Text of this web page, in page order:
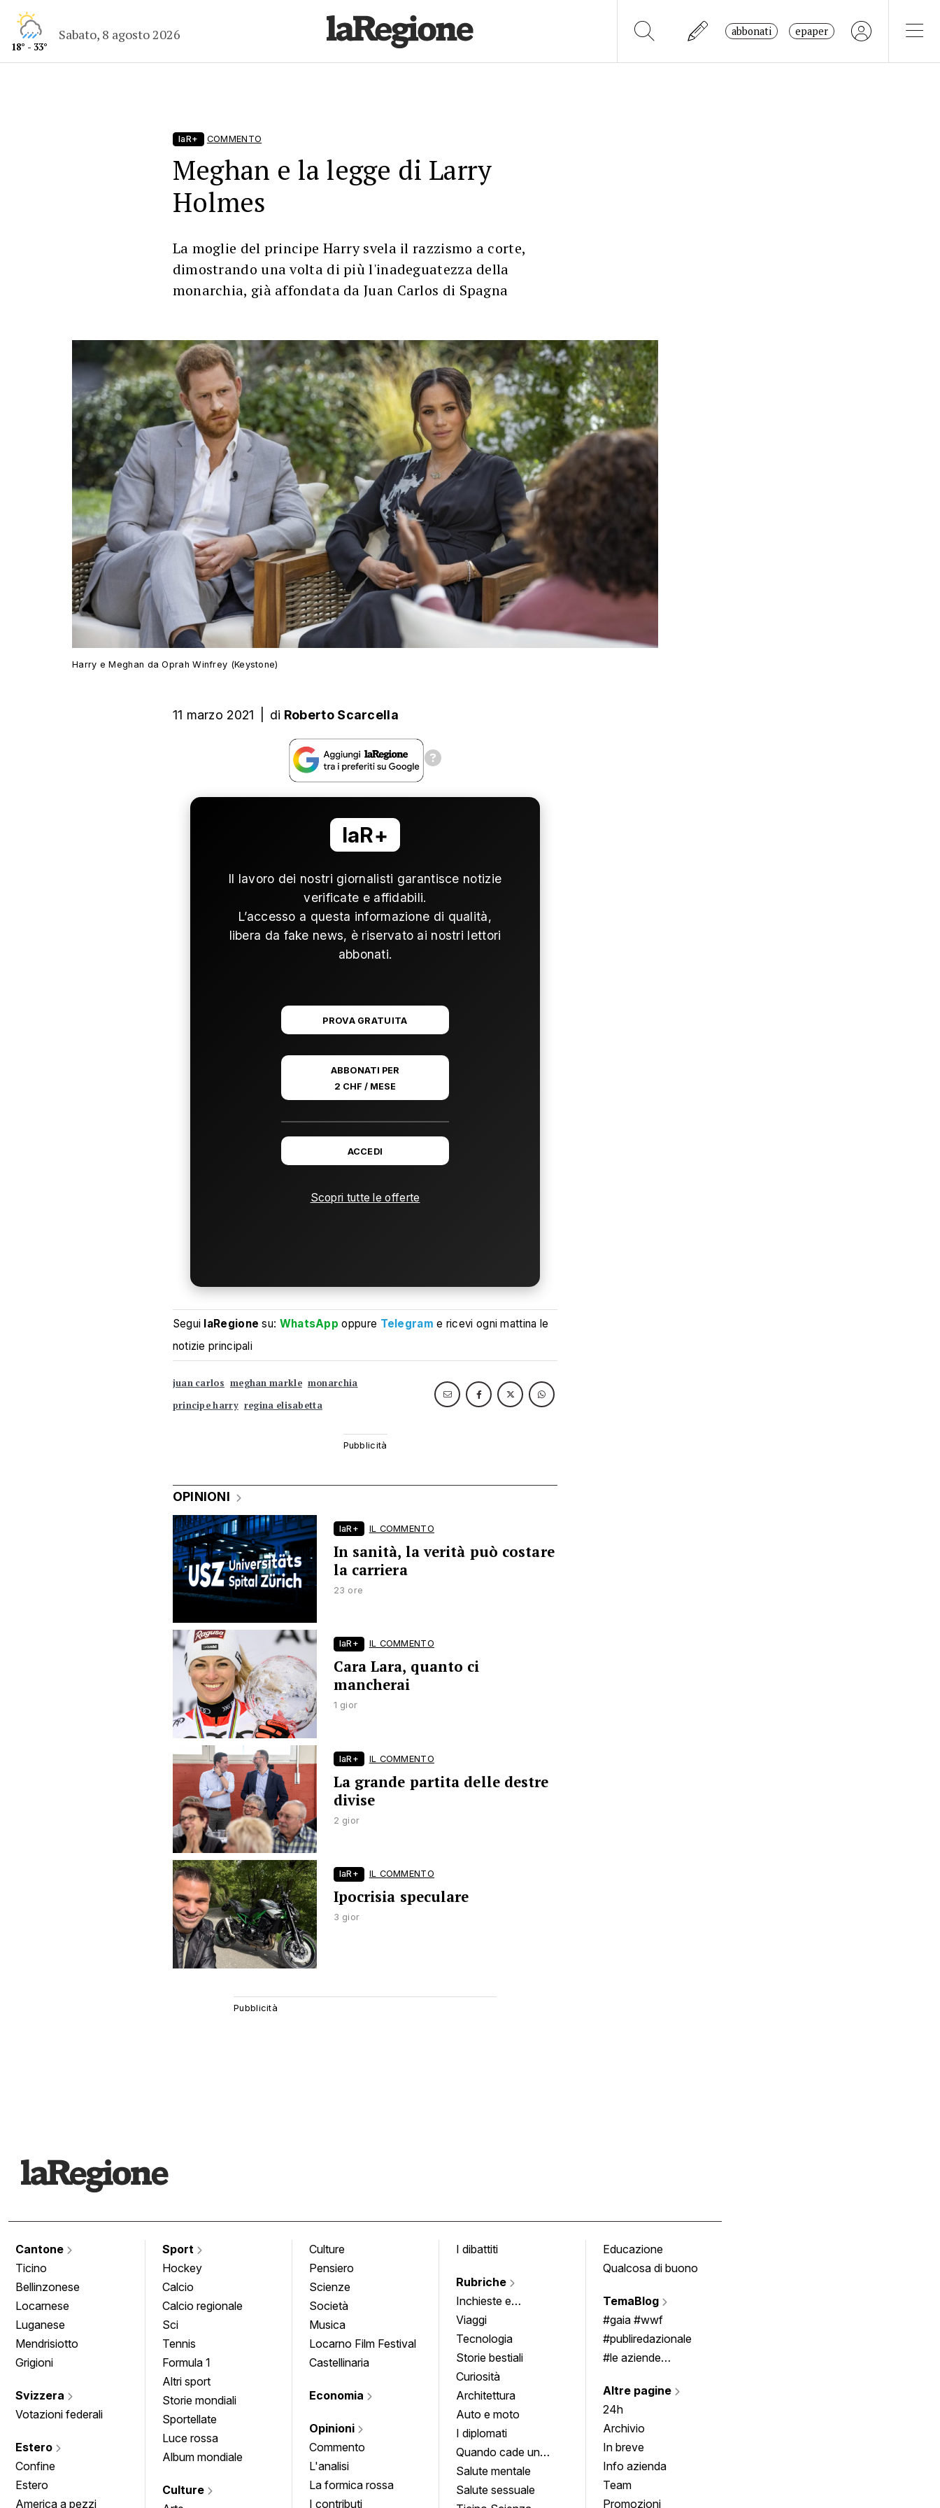
18° - 33°
Sabato, 8 agosto 2026 abbonati epaper
laR+ COMMENTO
Meghan e la legge di Larry
Holmes
La moglie del principe Harry svela il razzismo a corte,
dimostrando una volta di più l'inadeguatezza della
monarchia, già affondata da Juan Carlos di Spagna
Harry e Meghan da Oprah Winfrey (Keystone)
11 marzo 2021 di Roberto Scarcella
laR+
Il lavoro dei nostri giornalisti garantisce notizie
verificate e affidabili.
L’accesso a questa informazione di qualità,
libera da fake news, è riservato ai nostri lettori
abbonati.
PROVA GRATUITA
ABBONATI PER
2 CHF / MESE
ACCEDI
Scopri tutte le offerte
Segui laRegione su: WhatsApp oppure Telegram e ricevi ogni mattina le
notizie principali
juan carlos meghan markle monarchia
principe harry regina elisabetta
OPINIONI
laR+ IL COMMENTO
In sanità, la verità può costare
la carriera
23 ore
laR+ IL COMMENTO
Cara Lara, quanto ci
mancherai
1 gior
laR+ IL COMMENTO
La grande partita delle destre
divise
2 gior
laR+ IL COMMENTO
Ipocrisia speculare
3 gior
Cantone
Ticino
Bellinzonese
Locarnese
Luganese
Mendrisiotto
Grigioni
Svizzera
Votazioni federali
Estero
Confine
Estero
America a pezzi
Sport
Hockey
Calcio
Calcio regionale
Sci
Tennis
Formula 1
Altri sport
Storie mondiali
Sportellate
Luce rossa
Album mondiale
Culture
Culture
Pensiero
Scienze
Società
Musica
Locarno Film Festival
Castellinaria
Economia
Opinioni
Commento
L'analisi
La formica rossa
I contributi
I dibattiti
Rubriche
Inchieste e
approfondimenti
Viaggi
Tecnologia
Storie bestiali
Curiosità
Architettura
Auto e moto
I diplomati
Quando cade un
quadro
Salute mentale
Salute sessuale
Educazione
Qualcosa di buono
TemaBlog
#gaia #wwf
#publiredazionale
#le aziende
Altre pagine
24h
Archivio
In breve
Info azienda
Team
Promozioni